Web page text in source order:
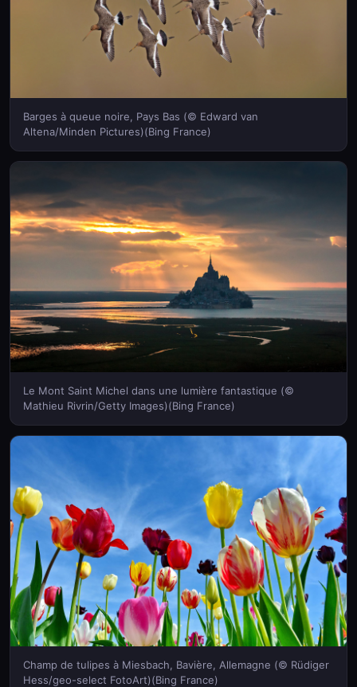
Barges à queue noire, Pays Bas (© Edward van
Altena/Minden Pictures)(Bing France)
Le Mont Saint Michel dans une lumière fantastique (©
Mathieu Rivrin/Getty Images)(Bing France)
Champ de tulipes à Miesbach, Bavière, Allemagne (© Rüdiger
Hess/geo-select FotoArt)(Bing France)